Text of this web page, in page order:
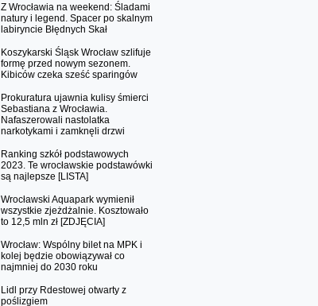
Z Wrocławia na weekend: Śladami
natury i legend. Spacer po skalnym
labiryncie Błędnych Skał
Koszykarski Śląsk Wrocław szlifuje
formę przed nowym sezonem.
Kibiców czeka sześć sparingów
Prokuratura ujawnia kulisy śmierci
Sebastiana z Wrocławia.
Nafaszerowali nastolatka
narkotykami i zamknęli drzwi
Ranking szkół podstawowych
2023. Te wrocławskie podstawówki
są najlepsze [LISTA]
Wrocławski Aquapark wymienił
wszystkie zjeżdżalnie. Kosztowało
to 12,5 mln zł [ZDJĘCIA]
Wrocław: Wspólny bilet na MPK i
kolej będzie obowiązywał co
najmniej do 2030 roku
Lidl przy Rdestowej otwarty z
poślizgiem